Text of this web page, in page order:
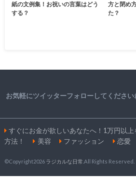
紙の文例集！お祝いの言葉はどう
する？
方と閉め
た？
お気軽にツイッターフォローしてください
すぐにお金が欲しいあなたへ！1万円以
方法！
美容 ファッション 恋愛
©Copyright2026 ラジカルな日常 .All Rights Reserved.